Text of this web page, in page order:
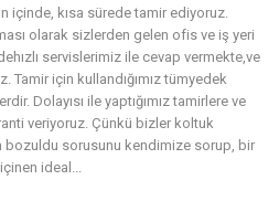
içinde, kısa sürede tamir ediyoruz.
olarak sizlerden gelen ofis ve iş yeri
servislerimiz ile cevap vermekte,ve
Tamir için kullandığımız tümyedek
Dolayısı ile yaptığımız tamirlere ve
veriyoruz. Çünkü bizler koltuk
sorusunu kendimize sorup, bir
ideal...